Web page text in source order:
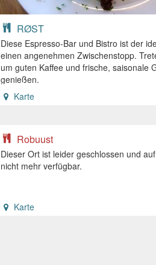
RØST
Diese Espresso-Bar und Bistro ist der
einen angenehmen Zwischenstopp.
um guten Kaffee und frische, saisonale
genießen.
Karte
Robuust
Dieser Ort ist leider geschlossen und
nicht mehr verfügbar.
Karte